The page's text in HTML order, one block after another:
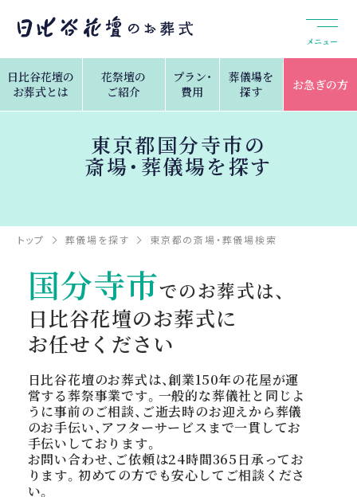
メニュー
日比谷花壇の
お葬式とは
花祭壇の
ご紹介
プラン・
費用
葬儀場を
探す
お急ぎの方
東京都国分寺市の
斎場・葬儀場を探す
トップ 葬儀場を探す
東京都の斎場・葬儀場検索
国分寺市でのお葬式は、
日比谷花壇のお葬式に
お任せください
日比谷花壇のお葬式は、創業150年の花屋が運
営する葬祭事業です。一般的な葬儀社と同じよ
うに事前のご相談、ご逝去時のお迎えから葬儀
のお手伝い、アフターサービスまで一貫してお
手伝いしております。
お問い合わせ、ご依頼は24時間365日承ってお
ります。初めての方でも安心してご相談くださ
い。